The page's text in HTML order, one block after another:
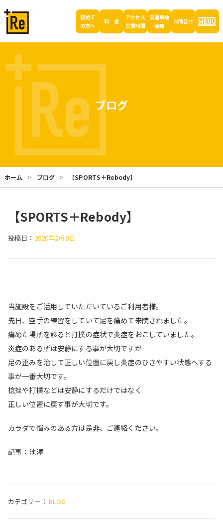
初めて
の方へ
料 金
アクセス
営業時間
交通事故
治療
お問合せ MENU
ブログ
ホーム ブログ 【SPORTS＋Rebody】
【SPORTS＋Rebody】
投稿日： 2020年2月8日
当施設をご活用していただいているご利用者様。
先日、空手の練習をしていて足を痛めて来院されました。
痛めた場所を診ると打撲の症状で炎症をおこしていました。
炎症のある所は安静にする事が大切ですが
足の歪みを治して正しい位置に戻し炎症のひきやすい状態へする
事が一番大切です。
捻挫や打撲などは安静にするだけではなく
正しい位置に戻す事が大切です。
カラダで悩みのある方は是非、ご連絡ください。
記事：池澤
カテゴリー： BLOG